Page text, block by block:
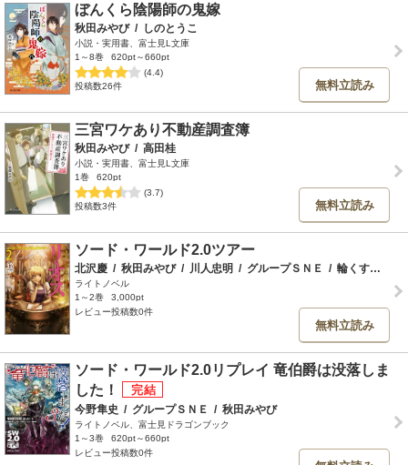
ぼんくら陰陽師の鬼嫁
秋田みやび / しのとうこ
小説・実用書、富士見L文庫
1～8巻
620pt～660pt
(4.4)
投稿数26件
無料立読み
三宮ワケあり不動産調査簿
秋田みやび / 高田桂
小説・実用書、富士見L文庫
1巻
620pt
(3.7)
投稿数3件
無料立読み
ソード・ワールド2.0ツアー
北沢慶 / 秋田みやび / 川人忠明 / グループＳＮＥ / 輪くすさが
ライトノベル
1～2巻
3,000pt
レビュー投稿数0件
無料立読み
ソード・ワールド2.0リプレイ 竜伯爵は没落しま
した！
今野隼史 / グループＳＮＥ / 秋田みやび
ライトノベル、富士見ドラゴンブック
1～3巻
620pt～660pt
レビュー投稿数0件